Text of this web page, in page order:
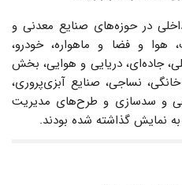
در حوزه‌های صنایع معدنی و
هوا و فضا و ماهواره، خودرو،
جاده‌ای، دریایی و هوایی، بخش
نساجی، صنایع آبزی‌پروری،
و سدسازی و طرح‌های مدیریت
به نمایش گذاشته شده بودند.